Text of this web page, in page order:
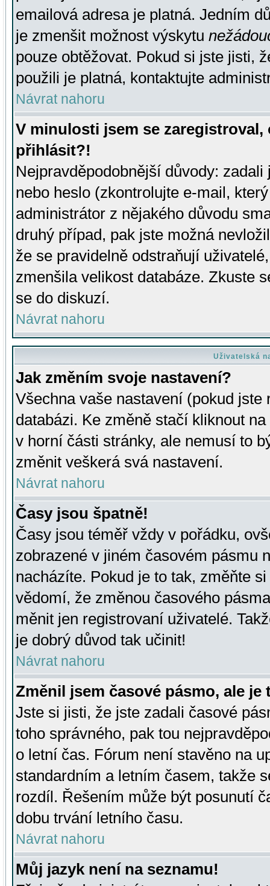
emailová adresa je platná. Jedním
je zmenšit možnost výskytu
pouze obtěžovat. Pokud si jste jisti,
použili je platná, kontaktujte
Návrat nahoru
V minulosti jsem se
přihlásit?!
Nejpravděpodobnější důvody:
nebo heslo (zkontrolujte e-mail,
administrátor z nějakého důvodu
druhý případ, pak jste možná
že se pravidelně odstraňují
zmenšila velikost databáze. Zkuste
se do diskuzí.
Návrat nahoru
Uživatelská
Jak změním svoje nastavení?
Všechna vaše nastavení (pokud
databázi. Ke změně stačí kliknout
v horní části stránky, ale nemusí to
změnit veškerá svá nastavení.
Návrat nahoru
Časy jsou špatně!
Časy jsou téměř vždy v pořádku,
zobrazené v jiném časovém pásmu
nacházíte. Pokud je to tak, změňte
vědomí, že změnou časového
měnit jen registrovaní uživatelé.
je dobrý důvod tak učinit!
Návrat nahoru
Změnil jsem časové pásmo, ale je
Jste si jisti, že jste zadali časové
toho správného, pak tou
o letní čas. Fórum není stavěno na
standardním a letním časem, takže
rozdíl. Řešením může být posunutí
dobu trvání letního času.
Návrat nahoru
Můj jazyk není na seznamu!